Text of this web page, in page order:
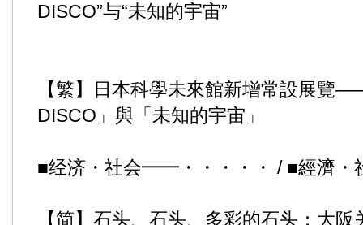
DISCO”与“未知的宇宙”
【繁】日本科學未來館新增常設展覽
DISCO」與「未知的宇宙」
■经济・社会━━・・・・・ / ■經濟
【简】石头、石头、多彩的石头：大